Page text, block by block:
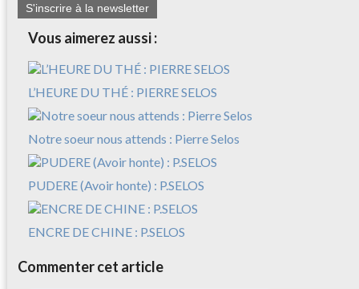
S'inscrire à la newsletter
Vous aimerez aussi :
L’HEURE DU THÉ : PIERRE SELOS
Notre soeur nous attends : Pierre Selos
PUDERE (Avoir honte) : P.SELOS
ENCRE DE CHINE : P.SELOS
Commenter cet article